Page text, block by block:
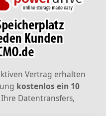
Vertrag erhalten
kostenlos ein 10
Datentransfers,